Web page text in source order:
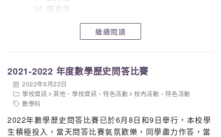
4A 鍾意浩
第四期
銅獎 1B 潘詠恩
4A 薛美虹
4A 李文浩
繼續閱讀
2021-2022 年度數學歷史問答比賽
2022年6月22日
學校資訊
其他 、學校資訊 、特色活動 校內活動 、特色活動
數學科
2022年數學歷史問答比賽已於6月8日和9日舉行，本校學
生積極投入，當天問答比賽氣氛歡樂，同學盡力作答，當